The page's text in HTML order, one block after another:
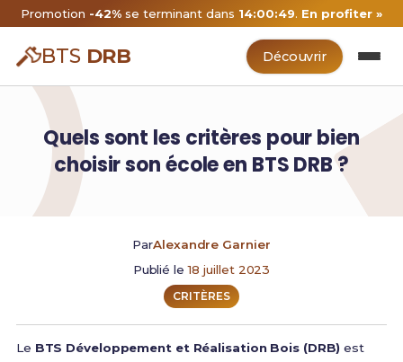
Promotion -42% se terminant dans 14:00:49. En profiter »
BTS DRB Découvrir
Quels sont les critères pour bien
choisir son école en BTS DRB ?
ParAlexandre Garnier
Publié le18 juillet 2023
CRITÈRES
Le BTS Développement et Réalisation Bois (DRB) est